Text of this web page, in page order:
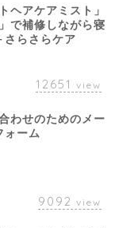
ヘアケアミスト」
で補修しながら寝
さらさらケア
12651 view
わせのためのメー
ォーム
9092 view